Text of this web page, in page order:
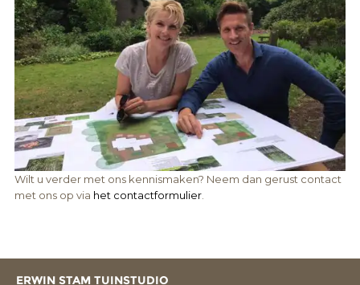
Wilt u verder met ons kennismaken? Neem dan gerust contact
met ons op via het contactformulier.
ERWIN STAM TUINSTUDIO